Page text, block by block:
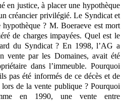
en justice, à placer une hypothèque
créancier privilégié. Le Syndicat et
? M. Boeraeve est mort
de charges impayées. Quel est le
du Syndicat ? En 1998, l’AG a
vente par les Domaines, avait été
dans l’immeuble. Pourquoi
pas été informés de ce décès et de
de la vente publique ? Pourquoi
en 1990, une vente entre